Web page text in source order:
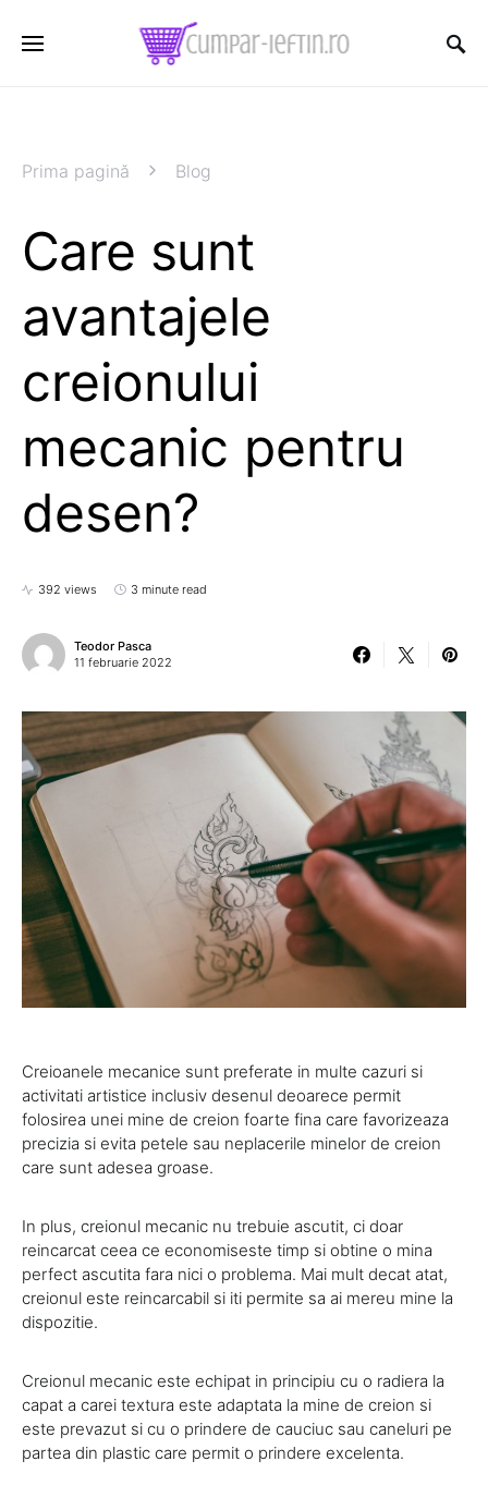
Prima pagină Blog
Care sunt
avantajele
creionului
mecanic pentru
desen?
392 views 3 minute read
Teodor Pasca
11 februarie 2022
Creioanele mecanice sunt preferate in multe cazuri si
activitati artistice inclusiv desenul deoarece permit
folosirea unei mine de creion foarte fina care favorizeaza
precizia si evita petele sau neplacerile minelor de creion
care sunt adesea groase.
In plus, creionul mecanic nu trebuie ascutit, ci doar
reincarcat ceea ce economiseste timp si obtine o mina
perfect ascutita fara nici o problema. Mai mult decat atat,
creionul este reincarcabil si iti permite sa ai mereu mine la
dispozitie.
Creionul mecanic este echipat in principiu cu o radiera la
capat a carei textura este adaptata la mine de creion si
este prevazut si cu o prindere de cauciuc sau caneluri pe
partea din plastic care permit o prindere excelenta.